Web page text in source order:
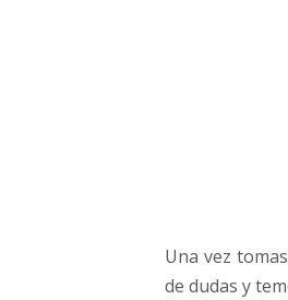
i
a
Una vez
de dudas y